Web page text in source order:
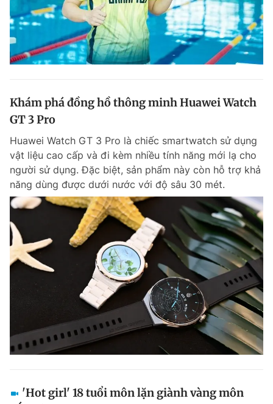
Khám phá đồng hồ thông minh Huawei Watch
GT 3 Pro
Huawei Watch GT 3 Pro là chiếc smartwatch sử dụng
vật liệu cao cấp và đi kèm nhiều tính năng mới lạ cho
người sử dụng. Đặc biệt, sản phẩm này còn hỗ trợ khả
năng dùng được dưới nước với độ sâu 30 mét.
'Hot girl' 18 tuổi môn lặn giành vàng môn